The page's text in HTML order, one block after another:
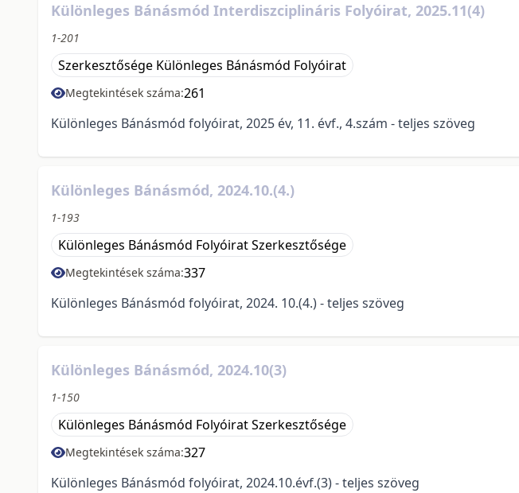
Különleges Bánásmód Interdiszciplináris Folyóirat, 2025.11(4)
1-201
Szerkesztősége Különleges Bánásmód Folyóirat
Megtekintések száma:261
Különleges Bánásmód folyóirat, 2025 év, 11. évf., 4.szám - teljes szöveg
Különleges Bánásmód, 2024.10.(4.)
1-193
Különleges Bánásmód Folyóirat Szerkesztősége
Megtekintések száma:337
Különleges Bánásmód folyóirat, 2024. 10.(4.) - teljes szöveg
Különleges Bánásmód, 2024.10(3)
1-150
Különleges Bánásmód Folyóirat Szerkesztősége
Megtekintések száma:327
Különleges Bánásmód folyóirat, 2024.10.évf.(3) - teljes szöveg